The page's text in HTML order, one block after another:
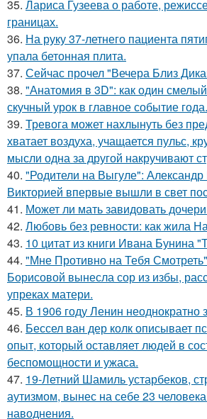
35. Лариса Гузеева о работе,
границах.
36. На руку 37-летнего пациента
упала бетонная плита.
37. Сейчас прочел "Вечера Близ
38. "Анатомия в 3D": как один
скучный урок в главное событие года.
39. Тревога может нахлынуть без
хватает воздуха, учащается пульс,
мысли одна за другой накручивают
40. "Родители на Выгуле":
Викторией впервые вышли в свет
41. Может ли мать завидовать
42. Любовь без ревности: как жила
43. 10 цитат из книги Ивана Бунина
44. "Мне Противно на Тебя
Борисовой вынесла сор из избы,
упреках матери.
45. В 1906 году Ленин неоднократно
46. Бессел ван дер колк описывает
опыт, который оставляет людей в
беспомощности и ужаса.
47. 19-Летний Шамиль устарбеков,
аутизмом, вынес на себе 23
наводнения.